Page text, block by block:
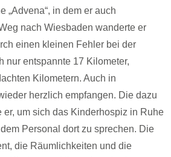
„Advena“, in dem er auch
nach Wiesbaden wanderte er
einen kleinen Fehler bei der
nur entspannte 17 Kilometer,
Kilometern. Auch in
herzlich empfangen. Die dazu
er, um sich das Kinderhospiz in Ruhe
Personal dort zu sprechen. Die
die Räumlichkeiten und die